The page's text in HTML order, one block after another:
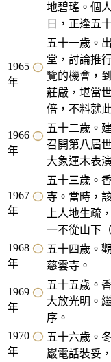
地碧瑤。個
日，正逢五
1965
年
五十一歲。
堂，討論推
覽的機會，
莊嚴，堪當
倍，不料就
1966
年
五十二歲。
召開第八屆
大象運木表
1967
年
五十三歲。
寺。當時，
上人地生疏
一不從山下
1968
年
五十四歲。
慈雲寺。
1969
年
五十五歲。
大放光明。
序。
1970
年
五十六歲。
巖電話裝妥